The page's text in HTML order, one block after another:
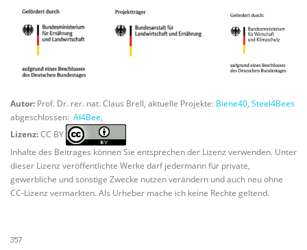
Autor: Prof. Dr. rer. nat. Claus Brell, aktuelle Projekte: Biene40, Steel4Bees
abgeschlossen: AI4Bee,
Lizenz:CC BY
Inhalte des Beitrages können Sie entsprechen der Lizenz verwenden. Unter
dieser Lizenz veröffentlichte Werke darf jedermann für private,
gewerbliche und sonstige Zwecke nutzen verändern und auch neu ohne
CC-Lizenz vermarkten. Als Urheber mache ich keine Rechte geltend.